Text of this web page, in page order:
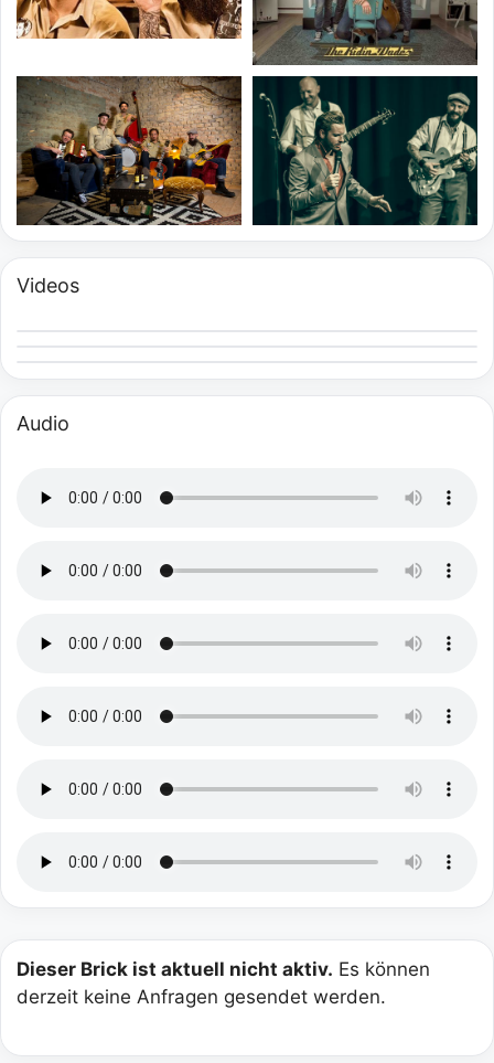
Videos
Audio
Dieser Brick ist aktuell nicht aktiv. Es können
derzeit keine Anfragen gesendet werden.